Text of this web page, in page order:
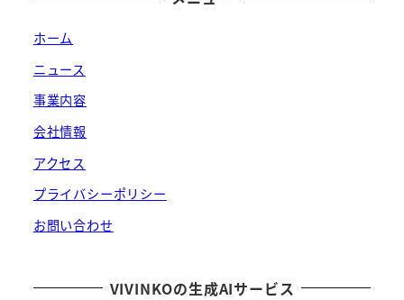
ホーム
ニュース
事業内容
会社情報
アクセス
プライバシーポリシー
お問い合わせ
VIVINKOの生成AIサービス